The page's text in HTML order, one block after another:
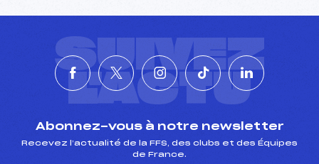
SUIVEZ
L'ACTU
Abonnez-vous à notre newsletter
Recevez l’actualité de la FFS, des clubs et des Équipes
de France.